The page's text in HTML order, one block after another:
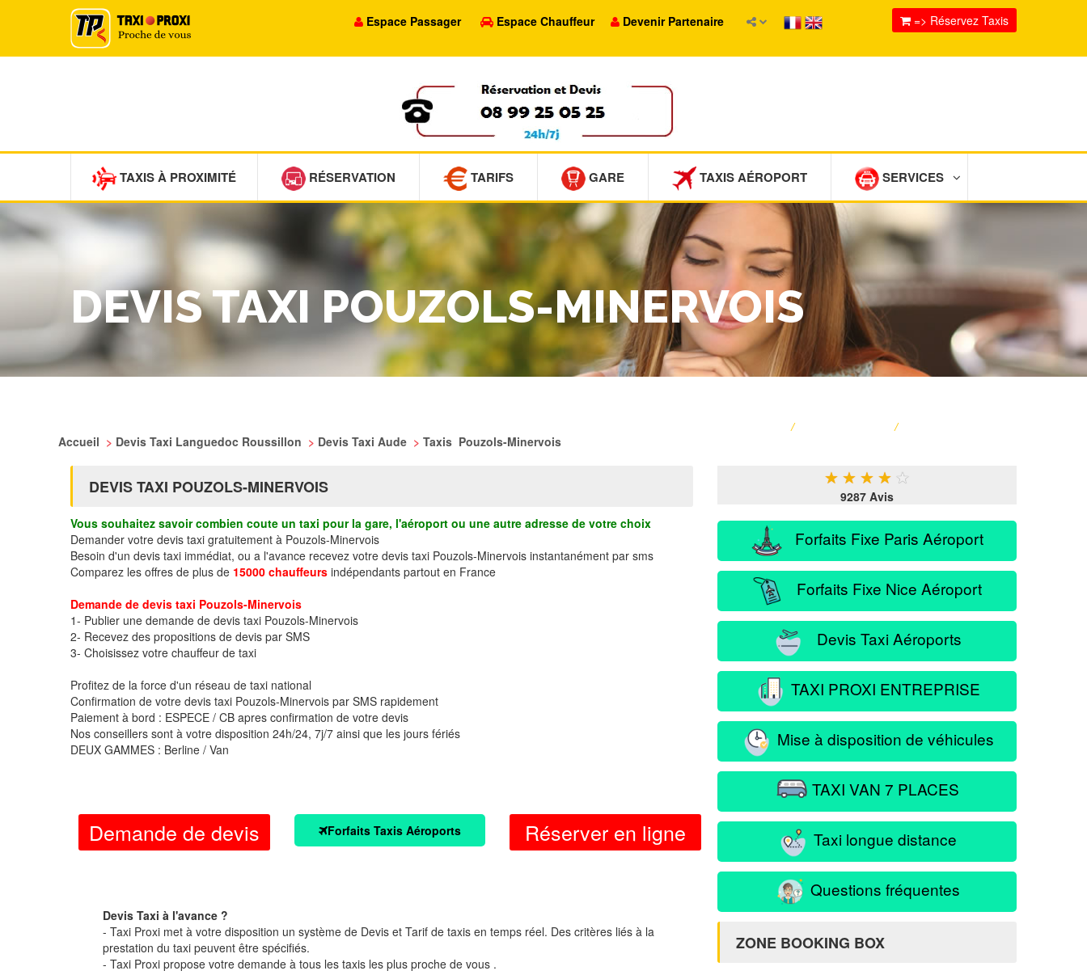
Espace Passager Espace Chauffeur Devenir Partenaire => Réservez Taxis
TAXIS À PROXIMITÉ RÉSERVATION TARIFS GARE TAXIS AÉROPORT SERVICES
DEVIS TAXI POUZOLS-MINERVOIS
/ /
Accueil > Devis Taxi Languedoc Roussillon > Devis Taxi Aude > Taxis Pouzols-Minervois
DEVIS TAXI POUZOLS-MINERVOIS
Vous souhaitez savoir combien coute un taxi pour la gare, l'aéroport ou une autre adresse de votre choix
Demander votre devis taxi gratuitement à Pouzols-Minervois
Besoin d'un devis taxi immédiat, ou a l'avance recevez votre devis taxi Pouzols-Minervois instantanément par sms
Comparez les offres de plus de 15000 chauffeurs indépendants partout en France
Demande de devis taxi Pouzols-Minervois
1- Publier une demande de devis taxi Pouzols-Minervois
2- Recevez des propositions de devis par SMS
3- Choisissez votre chauffeur de taxi
Profitez de la force d'un réseau de taxi national
Confirmation de votre devis taxi Pouzols-Minervois par SMS rapidement
Paiement à bord : ESPECE / CB apres confirmation de votre devis
Nos conseillers sont à votre disposition 24h/24, 7j/7 ainsi que les jours fériés
DEUX GAMMES : Berline / Van
Demande de devis Forfaits Taxis Aéroports Réserver en ligne
Devis Taxi à l'avance ?
- Taxi Proxi met à votre disposition un système de Devis et Tarif de taxis en temps réel. Des critères liés à la
prestation du taxi peuvent être spécifiés.
- Taxi Proxi propose votre demande à tous les taxis les plus proche de vous .
★ ★ ★ ★ ★
9287 Avis
Forfaits Fixe Paris Aéroport
Forfaits Fixe Nice Aéroport
Devis Taxi Aéroports
TAXI PROXI ENTREPRISE
Mise à disposition de véhicules
TAXI VAN 7 PLACES
Taxi longue distance
Questions fréquentes
ZONE BOOKING BOX